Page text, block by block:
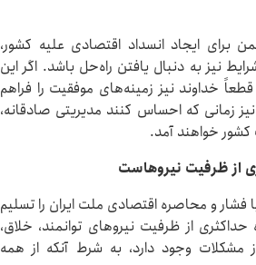
برای ایجاد انسداد اقتصادی علیه کشور،
نیز به دنبال یافتن راه‌حل باشد. اگر این
خداوند نیز زمینه‌های موفقیت را فراهم
زمانی که احساس کنند مدیریتی صادقانه،
کشور خواهند آمد.
از ظرفیت نیروهاست
و محاصره اقتصادی ملت ایران را تسلیم
از ظرفیت نیروهای توانمند، خلاق،
مشکلات وجود دارد، به شرط آنکه از همه